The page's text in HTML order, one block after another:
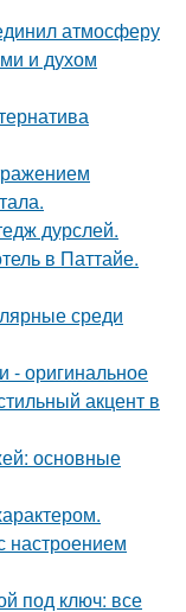
атмосферу
и духом
дурслей.
в Паттайе.
среди
- оригинальное
акцент в
основные
настроением
под ключ: все